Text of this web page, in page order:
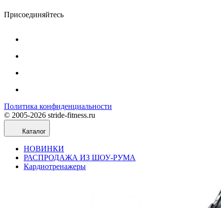
Присоединяйтесь
Политика конфиденциальности
© 2005-2026 stride-fitness.ru
Каталог
НОВИНКИ
РАСПРОДАЖА ИЗ ШОУ-РУМА
Кардиотренажеры